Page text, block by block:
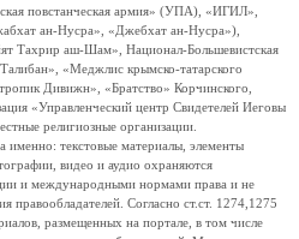
повстанческая армия» (УПА), «ИГИЛ»,
ан-Нусра», «Джебхат ан-Нусра»),
Тахрир аш-Шам», Национал-Большевистская
«Меджлис крымско-татарского
Дивижн», «Братство» Корчинского,
«Управленческий центр Свидетелей Иеговы
религиозные организации.
текстовые материалы, элементы
видео и аудио охраняются
и международными нормами права и не
правообладателей. Согласно ст.ст. 1274,1275
размещенных на портале, в том числе